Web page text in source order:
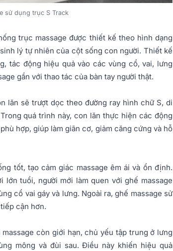
sử dụng trục S Track
trục massage được thiết kế theo hình dạng
lý tự nhiên của cột sống con người. Thiết kế
tác động hiệu quả vào các vùng cổ, vai, lưng
gần với thao tác của bàn tay người thật.
lăn sẽ trượt dọc theo đường ray hình chữ S, di
quá trình này, con lăn thực hiện các động
hợp, giúp làm giãn cơ, giảm căng cứng và hỗ
tốt, tạo cảm giác massage êm ái và ổn định.
lớn tuổi, người mới làm quen với ghế massage
cổ vai gáy và lưng. Ngoài ra, ghế massage sử
cận hơn.
còn giới hạn, chủ yếu tập trung ở lưng
mông và đùi sau. Điều này khiến hiệu quả